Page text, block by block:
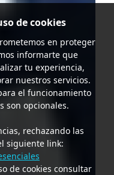
de cookies
en proteger
informarte que
tu experiencia,
nuestros servicios.
el funcionamiento
son opcionales.
rechazando las
siguiente link:
de cookies consultar